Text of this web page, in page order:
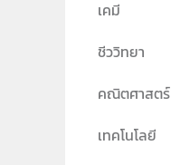
เคมี
ชีววิทยา
คณิตศาสตร์
เทคโนโลยี